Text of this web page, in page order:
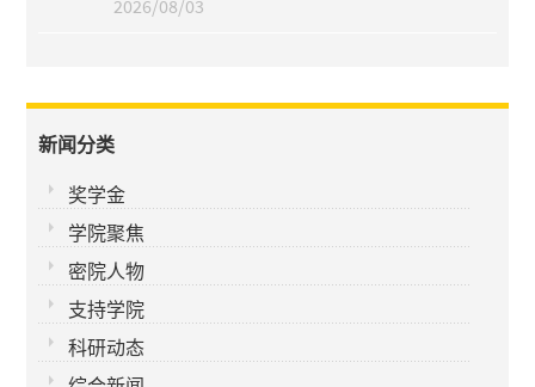
2026/08/03
新闻分类
奖学金
学院聚焦
密院人物
支持学院
科研动态